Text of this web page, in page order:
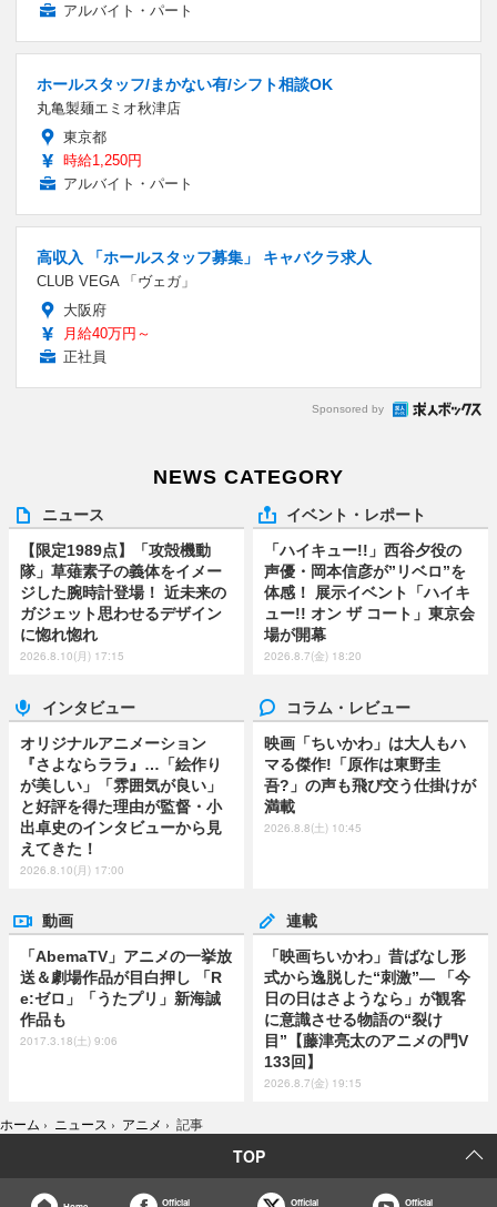
アルバイト・パート
ホールスタッフ/まかない有/シフト相談OK
丸亀製麺エミオ秋津店
東京都
時給1,250円
アルバイト・パート
高収入 「ホールスタッフ募集」 キャバクラ求人
CLUB VEGA 「ヴェガ」
大阪府
月給40万円～
正社員
Sponsored by
NEWS CATEGORY
ニュース
【限定1989点】「攻殻機動
隊」草薙素子の義体をイメー
ジした腕時計登場！ 近未来の
ガジェット思わせるデザイン
に惚れ惚れ
2026.8.10(月) 17:15
イベント・レポート
「ハイキュー!!」西谷夕役の
声優・岡本信彦が”リベロ”を
体感！ 展示イベント「ハイキ
ュー!! オン ザ コート」東京会
場が開幕
2026.8.7(金) 18:20
インタビュー
オリジナルアニメーション
『さよならララ』…「絵作り
が美しい」「雰囲気が良い」
と好評を得た理由が監督・小
出卓史のインタビューから見
えてきた！
2026.8.10(月) 17:00
コラム・レビュー
映画「ちいかわ」は大人もハ
マる傑作!「原作は東野圭
吾?」の声も飛び交う仕掛けが
満載
2026.8.8(土) 10:45
動画
「AbemaTV」アニメの一挙放
送＆劇場作品が目白押し 「R
e:ゼロ」「うたプリ」新海誠
作品も
2017.3.18(土) 9:06
連載
「映画ちいかわ」昔ばなし形
式から逸脱した“刺激”― 「今
日の日はさようなら」が観客
に意識させる物語の“裂け
目”【藤津亮太のアニメの門V
133回】
2026.8.7(金) 19:15
ホーム › ニュース › アニメ › 記事
TOP
Official
Official
Official